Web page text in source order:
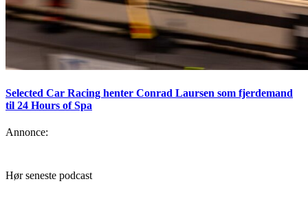
Selected Car Racing henter Conrad Laursen som fjerdemand
til 24 Hours of Spa
Annonce:
Hør seneste podcast